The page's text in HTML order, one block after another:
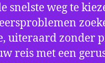
snelste weg te
uiteraard zonder
reis met een